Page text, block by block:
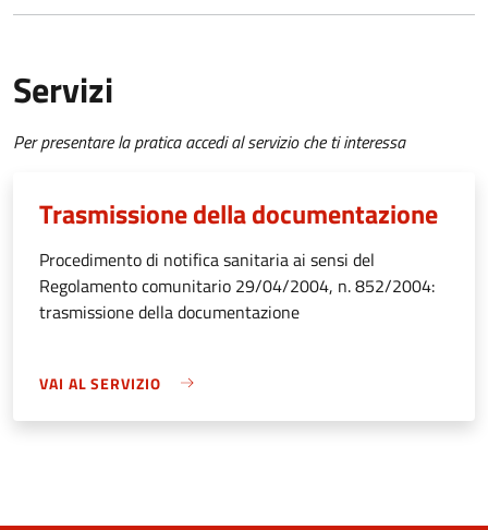
Servizi
Per presentare la pratica accedi al servizio che ti interessa
Trasmissione della documentazione
Procedimento di notifica sanitaria ai sensi del
Regolamento comunitario 29/04/2004, n. 852/2004:
trasmissione della documentazione
VAI AL SERVIZIO